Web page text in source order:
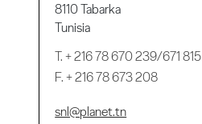
8110 Tabarka
Tunisia
T.+ 216 78 670 239/671 815
F. + 216 78 673 208
snl@planet.tn